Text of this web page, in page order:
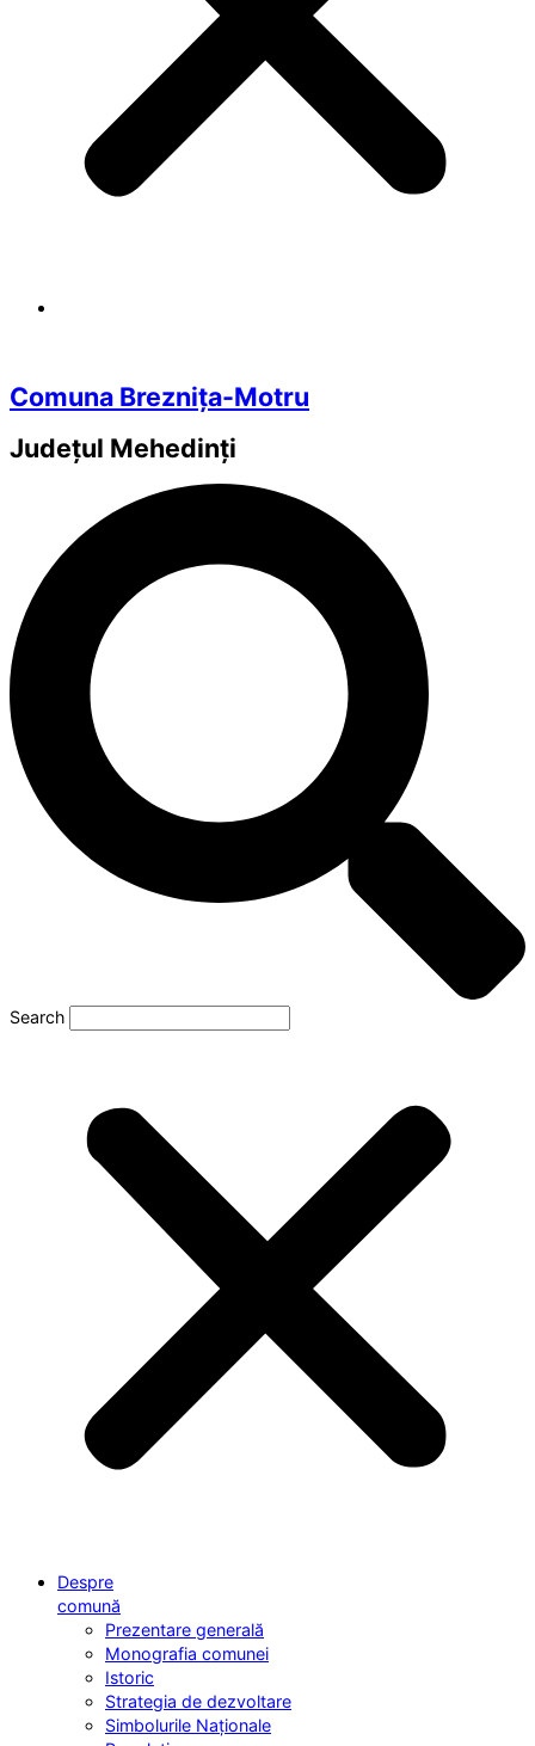
Comuna Breznița-Motru
Județul Mehedinți
Search
Despre
comună
Prezentare generală
Monografia comunei
Istoric
Strategia de dezvoltare
Simbolurile Naționale